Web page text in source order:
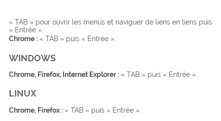
« TAB » pour ouvrir les menus et naviguer de liens en liens puis
« Entrée ».
Chrome :« TAB » puis « Entrée ».
WINDOWS
Chrome, Firefox, Internet Explorer :« TAB » puis « Entrée ».
LINUX
Chrome, Firefox :« TAB » puis « Entrée ».